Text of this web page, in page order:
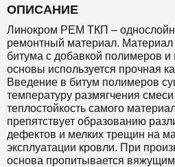
ОПИСАНИЕ
Линокром РЕМ ТКП –
ремонтный материал. Материал
битума с добавкой полимеров и
основы используется прочная
Введение в битум полимеров
температуру размягчения
теплостойкость самого
препятствует образованию
дефектов и мелких трещин на
эксплуатации кровли. При
основа пропитывается